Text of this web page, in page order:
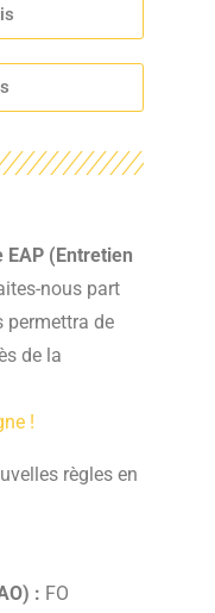
EAP (Entretien
nous part
permettra de
de la
!
règles en
: FO